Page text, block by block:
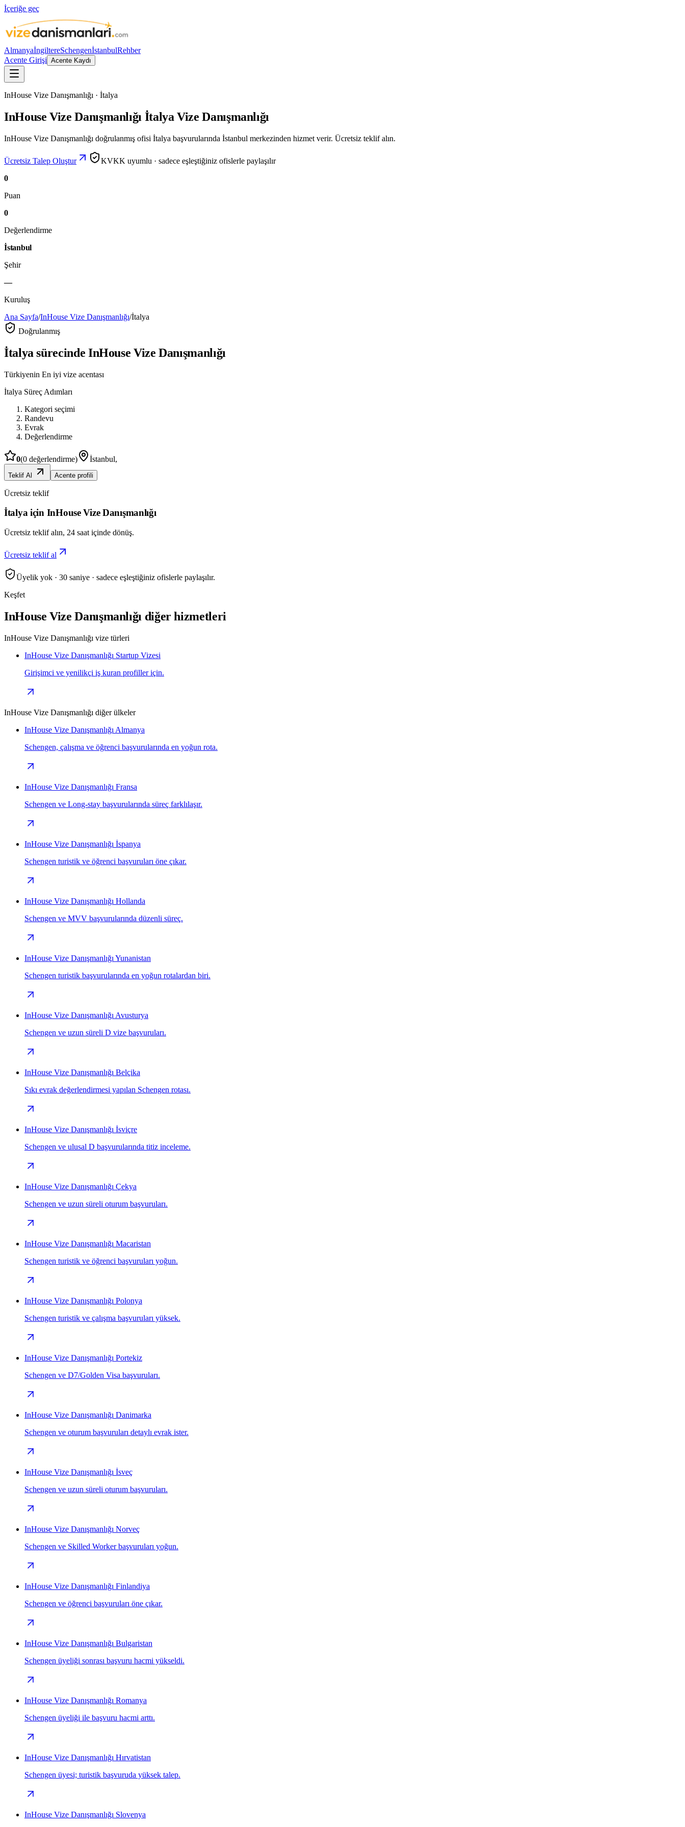
İçeriğe geç
AlmanyaİngiltereSchengenİstanbulRehber
Acente Girişi Acente Kaydı
InHouse Vize Danışmanlığı · İtalya
InHouse Vize Danışmanlığı İtalya Vize Danışmanlığı
InHouse Vize Danışmanlığı doğrulanmış ofisi İtalya başvurularında İstanbul merkezinden hizmet verir. Ücretsiz teklif alın.
Ücretsiz Talep Oluştur
KVKK uyumlu · sadece eşleştiğiniz ofislerle paylaşılır
0
Puan
0
Değerlendirme
İstanbul
Şehir
—
Kuruluş
Ana Sayfa/InHouse Vize Danışmanlığı/İtalya
Doğrulanmış
İtalya sürecinde InHouse Vize Danışmanlığı
Türkiyenin En iyi vize acentası
İtalya Süreç Adımları
Kategori seçimi
Randevu
Evrak
Değerlendirme
0(0 değerlendirme) İstanbul,
Teklif Al Acente profili
Ücretsiz teklif
İtalya için InHouse Vize Danışmanlığı
Ücretsiz teklif alın, 24 saat içinde dönüş.
Ücretsiz teklif al
Üyelik yok · 30 saniye · sadece eşleştiğiniz ofislerle paylaşılır.
Keşfet
InHouse Vize Danışmanlığı diğer hizmetleri
InHouse Vize Danışmanlığı vize türleri
InHouse Vize Danışmanlığı Startup Vizesi
Girişimci ve yenilikçi iş kuran profiller için.
InHouse Vize Danışmanlığı diğer ülkeler
InHouse Vize Danışmanlığı Almanya
Schengen, çalışma ve öğrenci başvurularında en yoğun rota.
InHouse Vize Danışmanlığı Fransa
Schengen ve Long-stay başvurularında süreç farklılaşır.
InHouse Vize Danışmanlığı İspanya
Schengen turistik ve öğrenci başvuruları öne çıkar.
InHouse Vize Danışmanlığı Hollanda
Schengen ve MVV başvurularında düzenli süreç.
InHouse Vize Danışmanlığı Yunanistan
Schengen turistik başvurularında en yoğun rotalardan biri.
InHouse Vize Danışmanlığı Avusturya
Schengen ve uzun süreli D vize başvuruları.
InHouse Vize Danışmanlığı Belçika
Sıkı evrak değerlendirmesi yapılan Schengen rotası.
InHouse Vize Danışmanlığı İsviçre
Schengen ve ulusal D başvurularında titiz inceleme.
InHouse Vize Danışmanlığı Çekya
Schengen ve uzun süreli oturum başvuruları.
InHouse Vize Danışmanlığı Macaristan
Schengen turistik ve öğrenci başvuruları yoğun.
InHouse Vize Danışmanlığı Polonya
Schengen turistik ve çalışma başvuruları yüksek.
InHouse Vize Danışmanlığı Portekiz
Schengen ve D7/Golden Visa başvuruları.
InHouse Vize Danışmanlığı Danimarka
Schengen ve oturum başvuruları detaylı evrak ister.
InHouse Vize Danışmanlığı İsveç
Schengen ve uzun süreli oturum başvuruları.
InHouse Vize Danışmanlığı Norveç
Schengen ve Skilled Worker başvuruları yoğun.
InHouse Vize Danışmanlığı Finlandiya
Schengen ve öğrenci başvuruları öne çıkar.
InHouse Vize Danışmanlığı Bulgaristan
Schengen üyeliği sonrası başvuru hacmi yükseldi.
InHouse Vize Danışmanlığı Romanya
Schengen üyeliği ile başvuru hacmi arttı.
InHouse Vize Danışmanlığı Hırvatistan
Schengen üyesi; turistik başvuruda yüksek talep.
InHouse Vize Danışmanlığı Slovenya